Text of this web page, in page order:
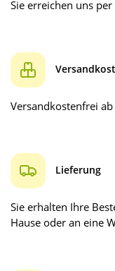
Sie erreichen uns
Versandkostenfrei
Lieferung
Sie erhalten Ihre
Hause oder an eine